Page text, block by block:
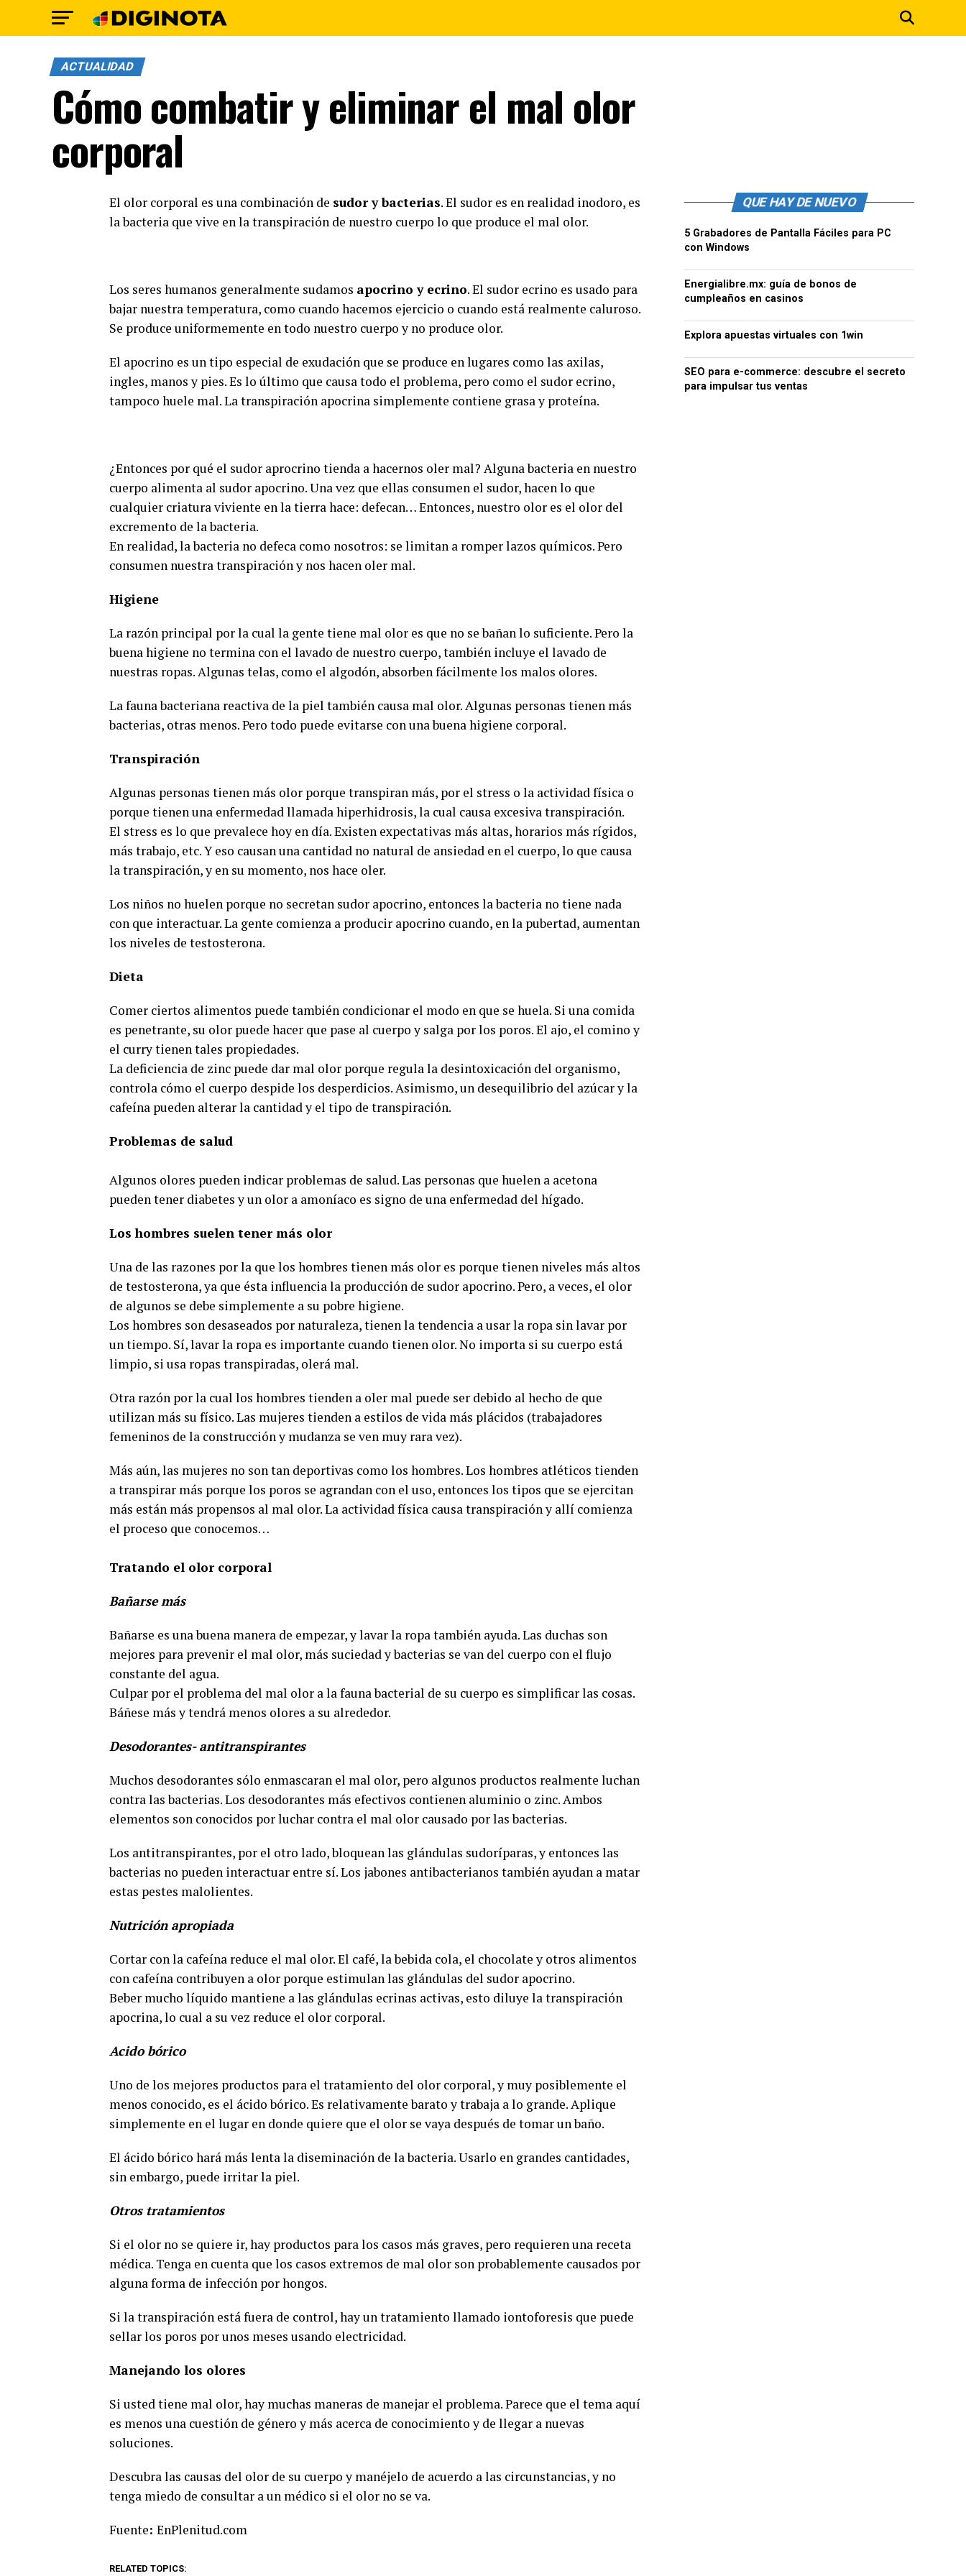
ACTUALIDAD
Cómo combatir y eliminar el mal olor
corporal
El olor corporal es una combinación de sudor y bacterias. El sudor es en realidad inodoro, es
la bacteria que vive en la transpiración de nuestro cuerpo lo que produce el mal olor.
Los seres humanos generalmente sudamos apocrino y ecrino. El sudor ecrino es usado para
bajar nuestra temperatura, como cuando hacemos ejercicio o cuando está realmente caluroso.
Se produce uniformemente en todo nuestro cuerpo y no produce olor.
El apocrino es un tipo especial de exudación que se produce en lugares como las axilas,
ingles, manos y pies. Es lo último que causa todo el problema, pero como el sudor ecrino,
tampoco huele mal. La transpiración apocrina simplemente contiene grasa y proteína.
¿Entonces por qué el sudor aprocrino tienda a hacernos oler mal? Alguna bacteria en nuestro
cuerpo alimenta al sudor apocrino. Una vez que ellas consumen el sudor, hacen lo que
cualquier criatura viviente en la tierra hace: defecan… Entonces, nuestro olor es el olor del
excremento de la bacteria.
En realidad, la bacteria no defeca como nosotros: se limitan a romper lazos químicos. Pero
consumen nuestra transpiración y nos hacen oler mal.
Higiene
La razón principal por la cual la gente tiene mal olor es que no se bañan lo suficiente. Pero la
buena higiene no termina con el lavado de nuestro cuerpo, también incluye el lavado de
nuestras ropas. Algunas telas, como el algodón, absorben fácilmente los malos olores.
La fauna bacteriana reactiva de la piel también causa mal olor. Algunas personas tienen más
bacterias, otras menos. Pero todo puede evitarse con una buena higiene corporal.
Transpiración
Algunas personas tienen más olor porque transpiran más, por el stress o la actividad física o
porque tienen una enfermedad llamada hiperhidrosis, la cual causa excesiva transpiración.
El stress es lo que prevalece hoy en día. Existen expectativas más altas, horarios más rígidos,
más trabajo, etc. Y eso causan una cantidad no natural de ansiedad en el cuerpo, lo que causa
la transpiración, y en su momento, nos hace oler.
Los niños no huelen porque no secretan sudor apocrino, entonces la bacteria no tiene nada
con que interactuar. La gente comienza a producir apocrino cuando, en la pubertad, aumentan
los niveles de testosterona.
Dieta
Comer ciertos alimentos puede también condicionar el modo en que se huela. Si una comida
es penetrante, su olor puede hacer que pase al cuerpo y salga por los poros. El ajo, el comino y
el curry tienen tales propiedades.
La deficiencia de zinc puede dar mal olor porque regula la desintoxicación del organismo,
controla cómo el cuerpo despide los desperdicios. Asimismo, un desequilibrio del azúcar y la
cafeína pueden alterar la cantidad y el tipo de transpiración.
Problemas de salud
Algunos olores pueden indicar problemas de salud. Las personas que huelen a acetona
pueden tener diabetes y un olor a amoníaco es signo de una enfermedad del hígado.
Los hombres suelen tener más olor
Una de las razones por la que los hombres tienen más olor es porque tienen niveles más altos
de testosterona, ya que ésta influencia la producción de sudor apocrino. Pero, a veces, el olor
de algunos se debe simplemente a su pobre higiene.
Los hombres son desaseados por naturaleza, tienen la tendencia a usar la ropa sin lavar por
un tiempo. Sí, lavar la ropa es importante cuando tienen olor. No importa si su cuerpo está
limpio, si usa ropas transpiradas, olerá mal.
Otra razón por la cual los hombres tienden a oler mal puede ser debido al hecho de que
utilizan más su físico. Las mujeres tienden a estilos de vida más plácidos (trabajadores
femeninos de la construcción y mudanza se ven muy rara vez).
Más aún, las mujeres no son tan deportivas como los hombres. Los hombres atléticos tienden
a transpirar más porque los poros se agrandan con el uso, entonces los tipos que se ejercitan
más están más propensos al mal olor. La actividad física causa transpiración y allí comienza
el proceso que conocemos…
Tratando el olor corporal
Bañarse más
Bañarse es una buena manera de empezar, y lavar la ropa también ayuda. Las duchas son
mejores para prevenir el mal olor, más suciedad y bacterias se van del cuerpo con el flujo
constante del agua.
Culpar por el problema del mal olor a la fauna bacterial de su cuerpo es simplificar las cosas.
Báñese más y tendrá menos olores a su alrededor.
Desodorantes- antitranspirantes
Muchos desodorantes sólo enmascaran el mal olor, pero algunos productos realmente luchan
contra las bacterias. Los desodorantes más efectivos contienen aluminio o zinc. Ambos
elementos son conocidos por luchar contra el mal olor causado por las bacterias.
Los antitranspirantes, por el otro lado, bloquean las glándulas sudoríparas, y entonces las
bacterias no pueden interactuar entre sí. Los jabones antibacterianos también ayudan a matar
estas pestes malolientes.
Nutrición apropiada
Cortar con la cafeína reduce el mal olor. El café, la bebida cola, el chocolate y otros alimentos
con cafeína contribuyen a olor porque estimulan las glándulas del sudor apocrino.
Beber mucho líquido mantiene a las glándulas ecrinas activas, esto diluye la transpiración
apocrina, lo cual a su vez reduce el olor corporal.
Acido bórico
Uno de los mejores productos para el tratamiento del olor corporal, y muy posiblemente el
menos conocido, es el ácido bórico. Es relativamente barato y trabaja a lo grande. Aplique
simplemente en el lugar en donde quiere que el olor se vaya después de tomar un baño.
El ácido bórico hará más lenta la diseminación de la bacteria. Usarlo en grandes cantidades,
sin embargo, puede irritar la piel.
Otros tratamientos
Si el olor no se quiere ir, hay productos para los casos más graves, pero requieren una receta
médica. Tenga en cuenta que los casos extremos de mal olor son probablemente causados por
alguna forma de infección por hongos.
Si la transpiración está fuera de control, hay un tratamiento llamado iontoforesis que puede
sellar los poros por unos meses usando electricidad.
Manejando los olores
Si usted tiene mal olor, hay muchas maneras de manejar el problema. Parece que el tema aquí
es menos una cuestión de género y más acerca de conocimiento y de llegar a nuevas
soluciones.
Descubra las causas del olor de su cuerpo y manéjelo de acuerdo a las circunstancias, y no
tenga miedo de consultar a un médico si el olor no se va.
Fuente: EnPlenitud.com
RELATED TOPICS:
QUE HAY DE NUEVO
5 Grabadores de Pantalla Fáciles para PC
con Windows
Energialibre.mx: guía de bonos de
cumpleaños en casinos
Explora apuestas virtuales con 1win
SEO para e-commerce: descubre el secreto
para impulsar tus ventas